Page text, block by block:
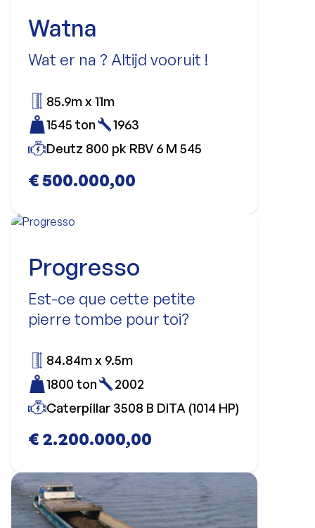
Watna
Wat er na ? Altijd vooruit !
€ 500.000,00
85.9m x 11m
1545 ton
1963
Deutz 800 pk RBV 6 M 545
Progresso
Est-ce que cette petite
pierre tombe pour toi?
€ 2.200.000,00
84.84m x 9.5m
1800 ton
2002
Caterpillar 3508 B DITA (1014 HP)